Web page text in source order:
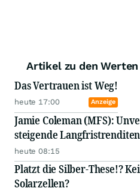
Artikel zu den Werten
Das Vertrauen ist Weg!
heute 17:00 Anzeige
Jamie Coleman (MFS):
steigende Langfristrenditen
heute 08:15
Platzt die Silber-These!?
Solarzellen?